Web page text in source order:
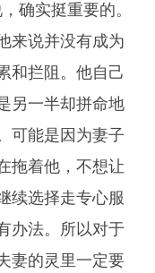
确实挺重要的。
来说并没有成为
和拦阻。他自己
另一半却拼命地
可能是因为妻子
拖着他，不想让
续选择走专心服
办法。所以对于
妻的灵里一定要